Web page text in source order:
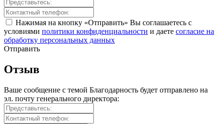
Нажимая на кнопку «Отправить» Вы соглашаетесь с
условиями политики конфиденциальности и даете согласие на
обработку персональных данных
Отправить
Отзыв
Ваше сообщение с темой Благодарность будет отправлено на
эл. почту генерального директора: